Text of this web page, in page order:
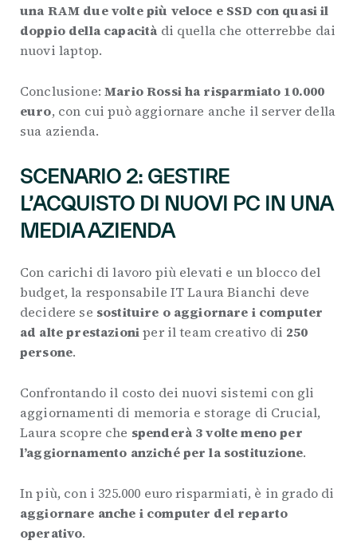
una RAM due volte più veloce e SSD con quasi il
doppio della capacità di quella che otterrebbe dai
nuovi laptop.
Conclusione:Mario Rossi ha risparmiato 10.000
euro, con cui può aggiornare anche il server della
sua azienda.
SCENARIO 2: GESTIRE
L’ACQUISTO DI NUOVI PC IN UNA
MEDIA AZIENDA
Con carichi di lavoro più elevati e un blocco del
budget, la responsabile IT Laura Bianchi deve
decidere se sostituire o aggiornare i computer
ad alte prestazioniper il team creativo di 250
persone.
Confrontando il costo dei nuovi sistemi con gli
aggiornamenti di memoria e storage di Crucial,
Laura scopre che spenderà 3 volte meno per
l’aggiornamento anziché per la sostituzione.
In più, con i 325.000 euro risparmiati, è in grado di
aggiornare anche i computer del reparto
operativo.